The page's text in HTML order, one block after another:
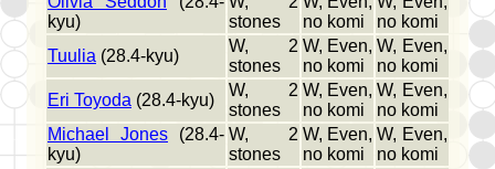
kyu)
stones
no komi
no komi
Tuulia (28.4-kyu)
W, 2
stones
W, Even,
no komi
W, Even,
no komi
Eri Toyoda (28.4-kyu)
W, 2
stones
W, Even,
no komi
W, Even,
no komi
Michael Jones (28.4-
kyu)
W, 2
stones
W, Even,
no komi
W, Even,
no komi